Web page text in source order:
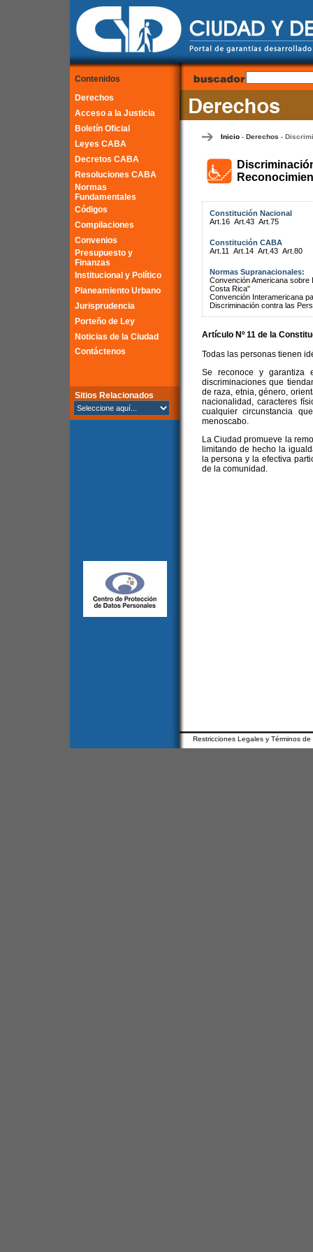
Contenidos
Derechos
Acceso a la Justicia
Boletín Oficial
Leyes CABA
Decretos CABA
Resoluciones CABA
Normas
Fundamentales
Códigos
Compilaciones
Convenios
Presupuesto y
Finanzas
Institucional y Político
Planeamiento Urbano
Jurisprudencia
Porteño de Ley
Noticias de la Ciudad
Contáctenos
Sitios Relacionados
Inicio- Derechos -
Constitución Nacional
Art.16 Art.43 Art.75
Constitución CABA
Art.11
Art.14 Art.43 Art.80
Normas Supranacionales:
Convención Americana
Costa Rica"
Convención Interamericana
Discriminación contra las
Artículo Nº 11 de la
Todas las personas tienen
Se reconoce y garantiza
discriminaciones que
de raza, etnia, género,
nacionalidad, caracteres
cualquier circunstancia
menoscabo.
La Ciudad promueve la
limitando de hecho la
la persona y la efectiva
de la comunidad.
Restricciones Legales y Términos de